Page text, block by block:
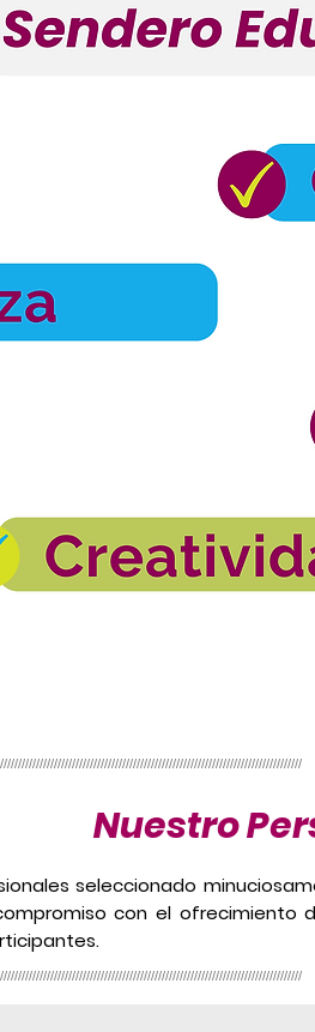
////////////////////////////////////////////////////////////////////////////////////
Nuestro
seleccionado
con el ofrecimiento
////////////////////////////////////////////////////////////////////////////////////